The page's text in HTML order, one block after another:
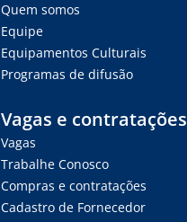
Quem somos
Equipe
Equipamentos Culturais
Programas de difusão
Vagas e contratações
Vagas
Trabalhe Conosco
Compras e contratações
Cadastro de Fornecedor